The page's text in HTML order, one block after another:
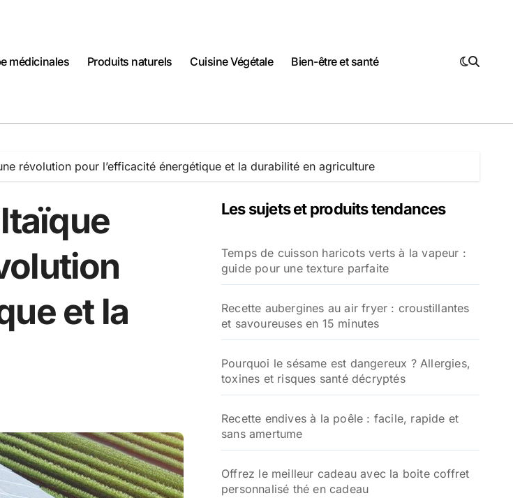
médicinales
Produits naturels Cuisine Végétale Bien-être et santé
révolution pour l’efficacité énergétique et la durabilité en agriculture
et la
Les sujets et produits tendances
Temps de cuisson haricots verts à la vapeur :
guide pour une texture parfaite
Recette aubergines au air fryer : croustillantes
et savoureuses en 15 minutes
Pourquoi le sésame est dangereux ? Allergies,
toxines et risques santé décryptés
Recette endives à la poêle : facile, rapide et
sans amertume
Offrez le meilleur cadeau avec la boite coffret
personnalisé thé en cadeau